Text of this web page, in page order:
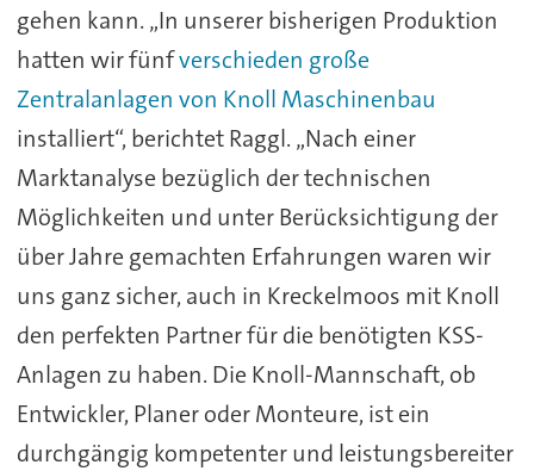
gehen kann. „In unserer bisherigen Produktion
hatten wir fünfverschieden große
Zentralanlagen von Knoll Maschinenbau
installiert“, berichtet Raggl. „Nach einer
Marktanalyse bezüglich der technischen
Möglichkeiten und unter Berücksichtigung der
über Jahre gemachten Erfahrungen waren wir
uns ganz sicher, auch in Kreckelmoos mit Knoll
den perfekten Partner für die benötigten KSS-
Anlagen zu haben. Die Knoll-Mannschaft, ob
Entwickler, Planer oder Monteure, ist ein
durchgängig kompetenter und leistungsbereiter